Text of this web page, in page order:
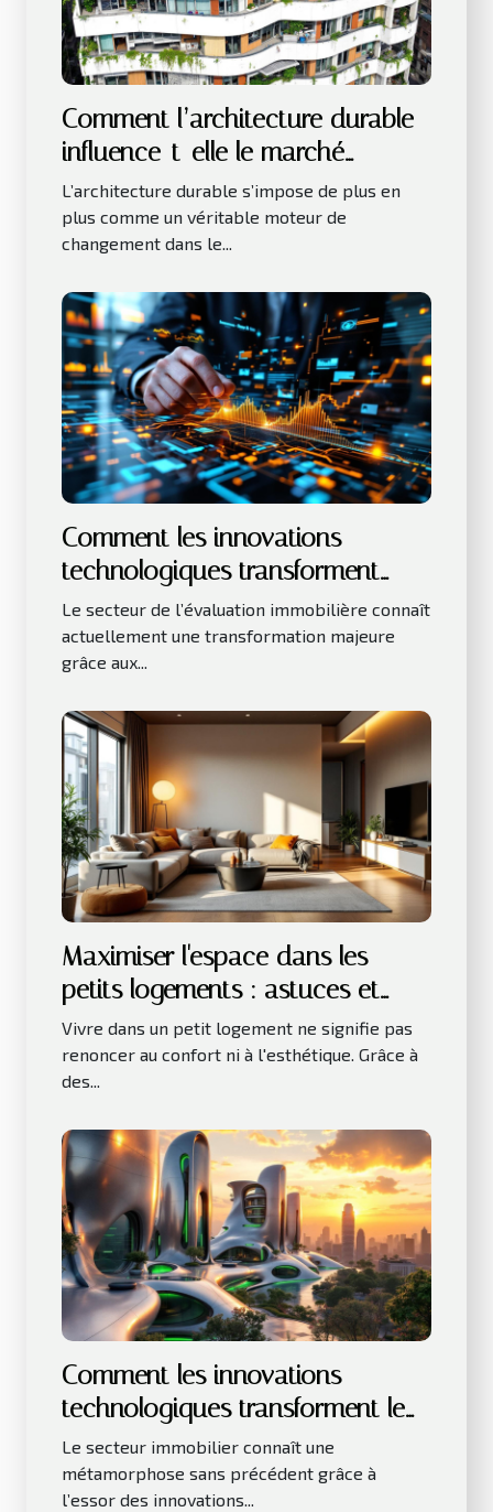
Comment l’architecture durable
influence-t-elle le marché
immobilier ?
L’architecture durable s’impose de plus en
plus comme un véritable moteur de
changement dans le...
Comment les innovations
technologiques transforment
l'évaluation immobilière ?
Le secteur de l’évaluation immobilière connaît
actuellement une transformation majeure
grâce aux...
Maximiser l'espace dans les
petits logements : astuces et
innovations
Vivre dans un petit logement ne signifie pas
renoncer au confort ni à l'esthétique. Grâce à
des...
Comment les innovations
technologiques transforment le
secteur immobilier ?
Le secteur immobilier connaît une
métamorphose sans précédent grâce à
l’essor des innovations...